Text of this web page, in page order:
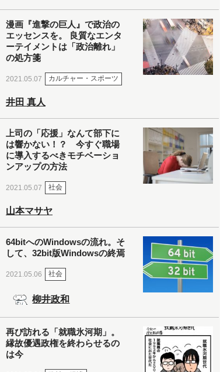
漫画『進撃の巨人』で政治の
エッセンスを。 良質なエンタ
ーテイメントは「政治離れ」
の処方箋
2021.05.07 カルチャー・スポーツ
井田 真人
上司の「応援」なんて部下に
は響かない！？ 今すぐ職場
に導入するべきモチベーショ
ンアップの方法
2021.05.07 社会
山本マサヤ
64bitへのWindowsの流れ。そ
して、32bit版Windowsの終焉
2021.05.06 社会
柳井政和
再び訪れる「就職氷河期」。
縁故優遇政権を終わらせるの
は今